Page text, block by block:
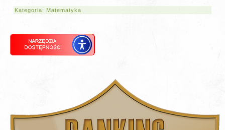
Kategoria: Matematyka